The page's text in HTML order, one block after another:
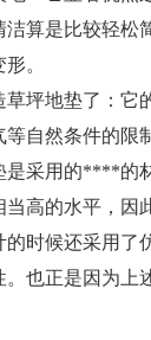
洁算是比较轻松
。
坪地垫了 ： 它
自然条件的限
用的****的材
高的水平，因
的时候还采用
也正是因为上